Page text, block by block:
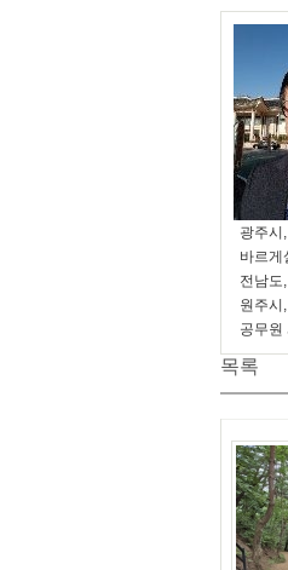
광주시
바르게
전남도
원주시
공무원
목록